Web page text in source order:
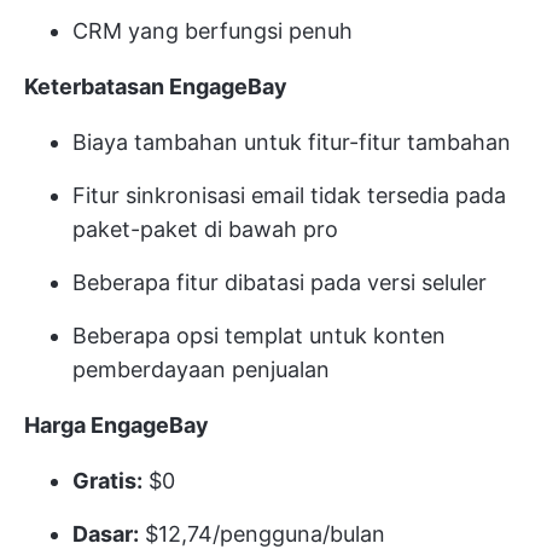
CRM yang berfungsi penuh
Keterbatasan EngageBay
Biaya tambahan untuk fitur-fitur tambahan
Fitur sinkronisasi email tidak tersedia pada
paket-paket di bawah pro
Beberapa fitur dibatasi pada versi seluler
Beberapa opsi templat untuk konten
pemberdayaan penjualan
Harga EngageBay
Gratis: $0
Dasar: $12,74/pengguna/bulan